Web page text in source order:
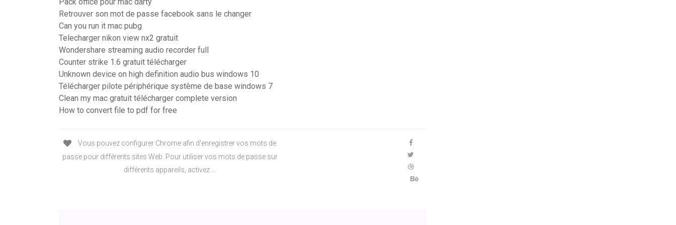
Retrouver son mot de passe facebook sans le changer
Can you run it mac pubg
Telecharger nikon view nx2 gratuit
Wondershare streaming audio recorder full
Counter strike 1.6 gratuit télécharger
Unknown device on high definition audio bus windows 10
Télécharger pilote périphérique système de base windows 7
Clean my mac gratuit télécharger complete version
How to convert file to pdf for free
Vous pouvez configurer Chrome afin d'enregistrer vos mots de
passe pour différents sites Web. Pour utiliser vos mots de passe sur
différents appareils, activez ...